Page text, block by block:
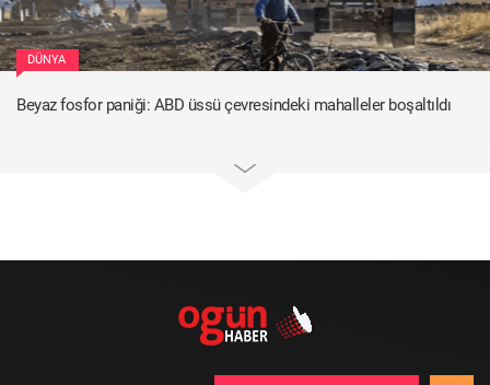
DÜNYA
Beyaz fosfor paniği: ABD üssü çevresindeki mahalleler boşaltıldı